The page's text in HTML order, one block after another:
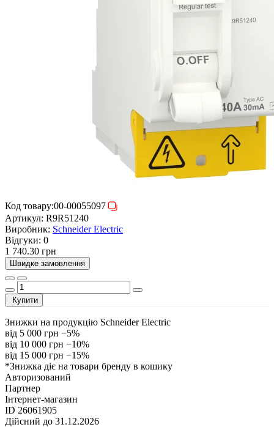
Код товару:00-00055097
Артикул: R9R51240
Виробник: Schneider Electric
Відгуки: 0
1 740.30 грн
Швидке замовлення
Купити
Знижки на продукцію Schneider Electric
від 5 000 грн −5%
від 10 000 грн −10%
від 15 000 грн −15%
*Знижка діє на товари бренду в кошику
Авторизований
Партнер
Інтернет-магазин
ID 26061905
Дійсний до 31.12.2026